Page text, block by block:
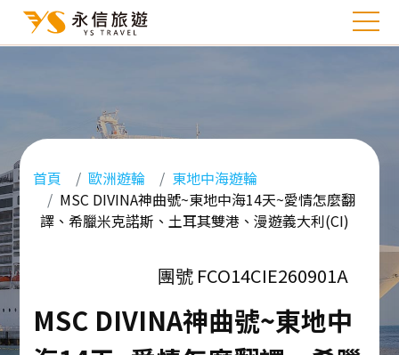
首頁 歐洲遊輪
東地中海遊輪
MSC DIVINA神曲號~東地中海14天~愛情怎麼翻
譯、希臘米克諾斯、土耳其雙港、漫遊義大利(CI)
團號 FCO14CIE260901A
MSC DIVINA神曲號~東地中